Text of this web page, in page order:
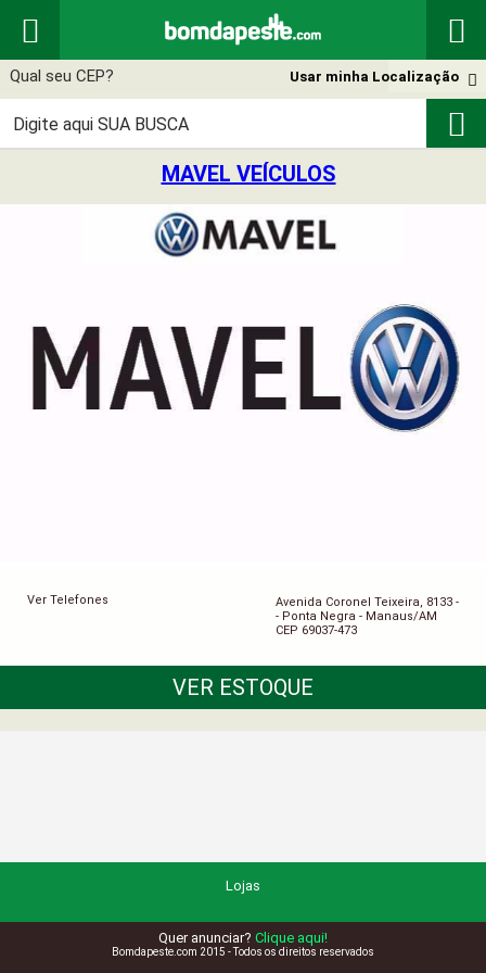
 

Usar minha Localização

MAVEL VEÍCULOS
Ver Telefones
Avenida Coronel Teixeira, 8133 -
- Ponta Negra - Manaus/AM
CEP 69037-473
VER ESTOQUE
Lojas
Quer anunciar? Clique aqui!
Bomdapeste.com 2015 - Todos os direitos reservados